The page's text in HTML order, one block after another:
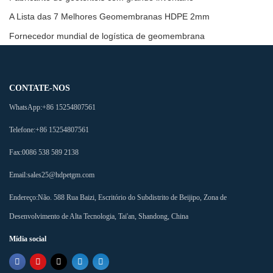
A Lista das 7 Melhores Geomembranas HDPE 2mm
Fornecedor mundial de logística de geomembrana
CONTATE-NOS
WhatsApp:+86 15254807561
Telefone:+86 15254807561
Fax:0086 538 589 2138
Email:sales25@hdpetgm.com
Endereço:Não. 588 Rua Baizi, Escritório do Subdistrito de Beijipo, Zona de
Desenvolvimento de Alta Tecnologia, Tai'an, Shandong, China
Mídia social